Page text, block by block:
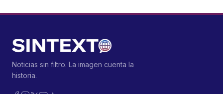
Noticias sin filtro. La imagen cuenta la
historia.